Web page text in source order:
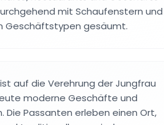
mit Schaufenstern und
Geschäftstypen gesäumt.
auf die Verehrung der Jungfrau
moderne Geschäfte und
Die Passanten erleben einen Ort,